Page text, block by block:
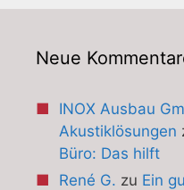
Neue
INOX Ausbau
Akustiklösungen
Büro: Das hilft
René G. zu Ein